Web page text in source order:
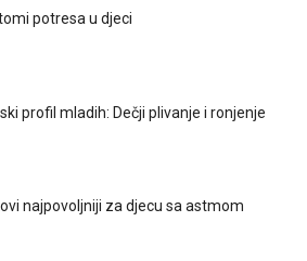
potresa u djeci
profil mladih: Dečji plivanje i ronjenje
najpovoljniji za djecu sa astmom